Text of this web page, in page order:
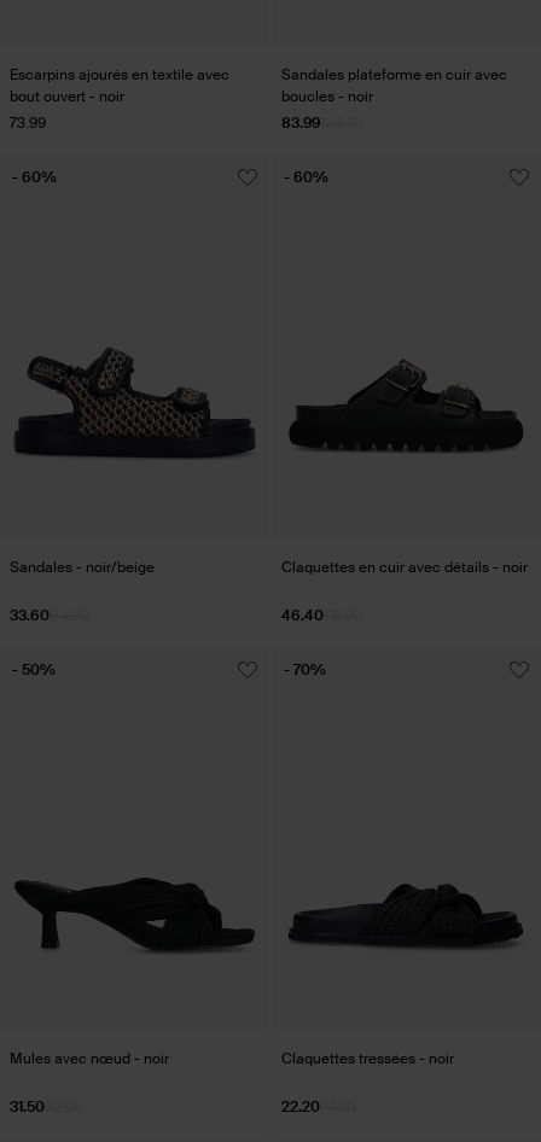
Escarpins ajourés en textile avec
bout ouvert - noir
73.99
Sandales plateforme en cuir avec
boucles - noir
83.99
Sandales - noir/beige
33.60
- 60%
Claquettes en cuir avec détails - noir
46.40
- 60%
Mules avec nœud - noir
31.50
- 50%
Claquettes tressées - noir
22.20
- 70%